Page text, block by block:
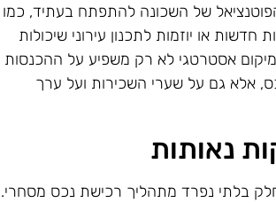
של השכונה להתפתח בעתיד, כמו
או יוזמות לתכנון עירוני שיכולות
אסטרטגי לא רק משפיע על ההכנסות
אלא גם על שערי השכירות ועל ערך
נאותות
בלתי נפרד מתהליך רכישת נכס מסחרי.